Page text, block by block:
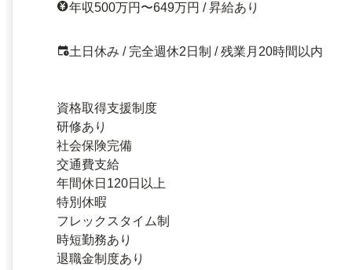
年収500万円〜649万円 / 昇給あり
土日休み / 完全週休2日制 / 残業月20時間以内
資格取得支援制度
研修あり
社会保険完備
交通費支給
年間休日120日以上
特別休暇
フレックスタイム制
時短勤務あり
退職金制度あり